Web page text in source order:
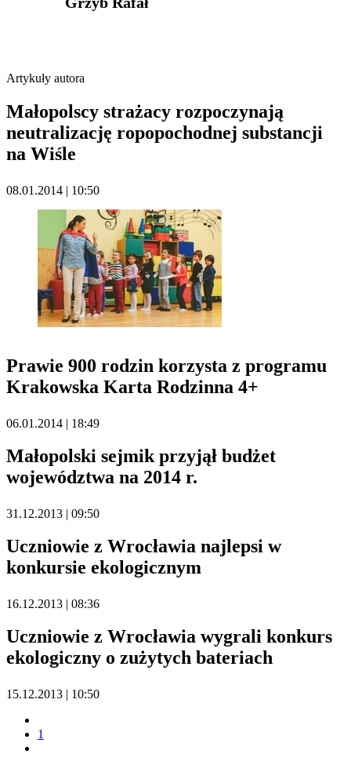
Artykuły autora
Małopolscy strażacy rozpoczynają
neutralizację ropopochodnej substancji
na Wiśle
08.01.2014 | 10:50
Prawie 900 rodzin korzysta z programu
Krakowska Karta Rodzinna 4+
06.01.2014 | 18:49
Małopolski sejmik przyjął budżet
województwa na 2014 r.
31.12.2013 | 09:50
Uczniowie z Wrocławia najlepsi w
konkursie ekologicznym
16.12.2013 | 08:36
Uczniowie z Wrocławia wygrali konkurs
ekologiczny o zużytych bateriach
15.12.2013 | 10:50
1